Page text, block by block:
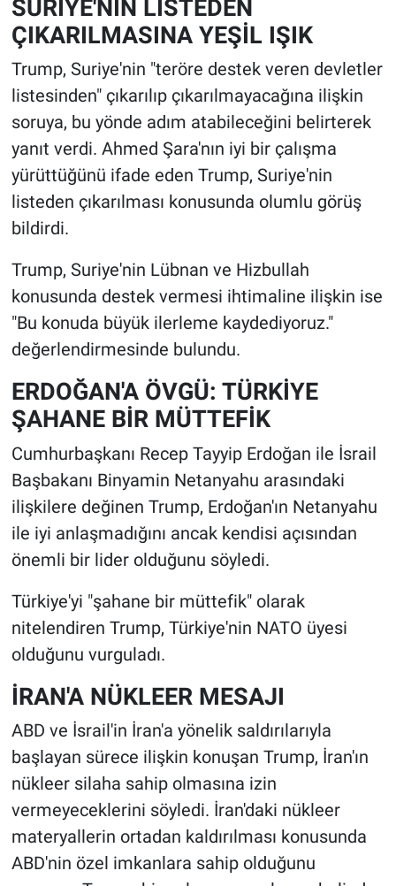
SURİYE'NİN LİSTEDEN
ÇIKARILMASINA YEŞİL IŞIK
Trump, Suriye'nin "teröre destek veren devletler
listesinden" çıkarılıp çıkarılmayacağına ilişkin
soruya, bu yönde adım atabileceğini belirterek
yanıt verdi. Ahmed Şara'nın iyi bir çalışma
yürüttüğünü ifade eden Trump, Suriye'nin
listeden çıkarılması konusunda olumlu görüş
bildirdi.
Trump, Suriye'nin Lübnan ve Hizbullah
konusunda destek vermesi ihtimaline ilişkin ise
"Bu konuda büyük ilerleme kaydediyoruz."
değerlendirmesinde bulundu.
ERDOĞAN'A ÖVGÜ: TÜRKİYE
ŞAHANE BİR MÜTTEFİK
Cumhurbaşkanı Recep Tayyip Erdoğan ile İsrail
Başbakanı Binyamin Netanyahu arasındaki
ilişkilere değinen Trump, Erdoğan'ın Netanyahu
ile iyi anlaşmadığını ancak kendisi açısından
önemli bir lider olduğunu söyledi.
Türkiye'yi "şahane bir müttefik" olarak
nitelendiren Trump, Türkiye'nin NATO üyesi
olduğunu vurguladı.
İRAN'A NÜKLEER MESAJI
ABD ve İsrail'in İran'a yönelik saldırılarıyla
başlayan sürece ilişkin konuşan Trump, İran'ın
nükleer silaha sahip olmasına izin
vermeyeceklerini söyledi. İran'daki nükleer
materyallerin ortadan kaldırılması konusunda
ABD'nin özel imkanlara sahip olduğunu